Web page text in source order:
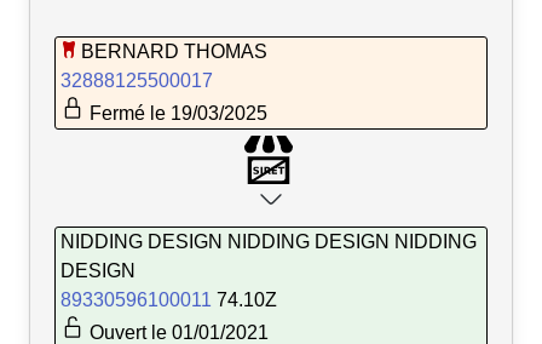
BERNARD THOMAS
32888125500017
Fermé le 19/03/2025
NIDDING DESIGN NIDDING DESIGN NIDDING
DESIGN
89330596100011 74.10Z
Ouvert le 01/01/2021